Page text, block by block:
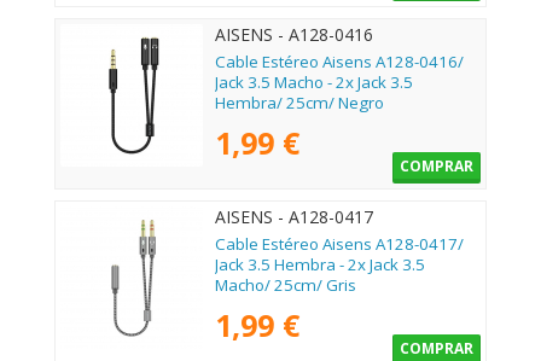
AISENS - A128-0416
Cable Estéreo Aisens A128-0416/
Jack 3.5 Macho - 2x Jack 3.5
Hembra/ 25cm/ Negro
1,99 €
COMPRAR
AISENS - A128-0417
Cable Estéreo Aisens A128-0417/
Jack 3.5 Hembra - 2x Jack 3.5
Macho/ 25cm/ Gris
1,99 €
COMPRAR